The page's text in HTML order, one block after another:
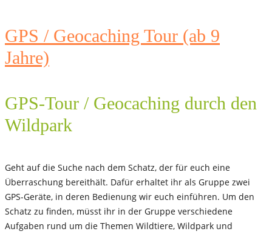
GPS / Geocaching Tour (ab 9
Jahre)
GPS-Tour / Geocaching durch den
Wildpark
Geht auf die Suche nach dem Schatz, der für euch eine
Überraschung bereithält. Dafür erhaltet ihr als Gruppe zwei
GPS-Geräte, in deren Bedienung wir euch einführen. Um den
Schatz zu finden, müsst ihr in der Gruppe verschiedene
Aufgaben rund um die Themen Wildtiere, Wildpark und